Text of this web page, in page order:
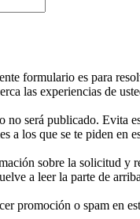
formulario es para
las experiencias de
no será publicado. Evita
a los que se te piden en
sobre la solicitud y
a leer la parte de
promoción o spam en